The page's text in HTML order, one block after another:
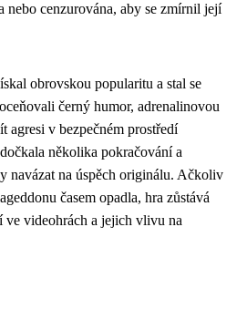
nebo cenzurována, aby se zmírnil její
obrovskou popularitu a stal se
černý humor, adrenalinovou
agresi v bezpečném prostředí
několika pokračování a
navázat na úspěch originálu. Ačkoliv
časem opadla, hra zůstává
ve videohrách a jejich vlivu na